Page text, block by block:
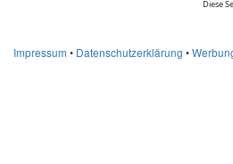
Diese
Impressum • Datenschutzerklärung •